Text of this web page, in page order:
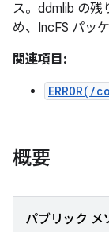
ス。ddmlib の残
め、IncFS パッ
関連項目:
概要
パブリック メ